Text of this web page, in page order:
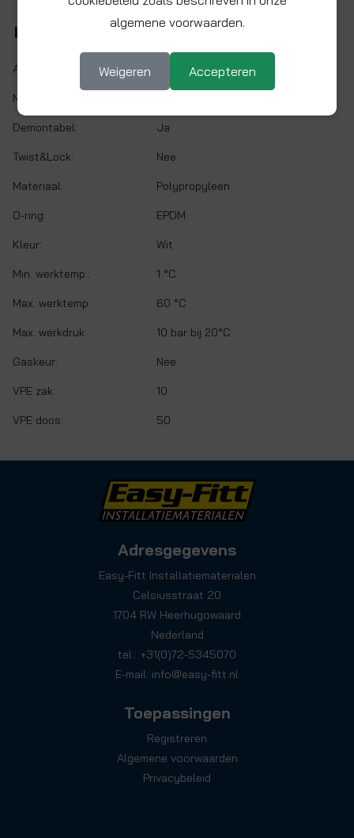
Kenmerken
Artikelnr.: PPMSV041212W
Maat:
Demontabel: Ja
Twist&Lock: Nee
Materiaal: Polypropyleen
O-ring: EPDM
Kleur: Wit
Min. werktemp.: 1 °C
Max. werktemp.: 60 °C
Max. werkdruk: 10 bar bij 20°C
Gaskeur: Nee
VPE zak: 10
VPE doos: 50
Adresgegevens
Easy-Fitt Installatiematerialen
Celsiusstraat 20
1704 RW Heerhugowaard
Nederland
tel.: +31(0)72-5345070
E-mail: info@easy-fitt.nl
Toepassingen
Registreren
Algemene voorwaarden
Privacybeleid
algemene voorwaarden.
Weigeren Accepteren